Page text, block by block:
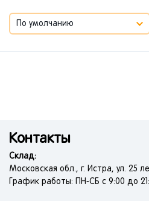
Контакты
Склад:
Московская обл., г. Истра, ул. 25
График работы: ПН-СБ с 9:00 до